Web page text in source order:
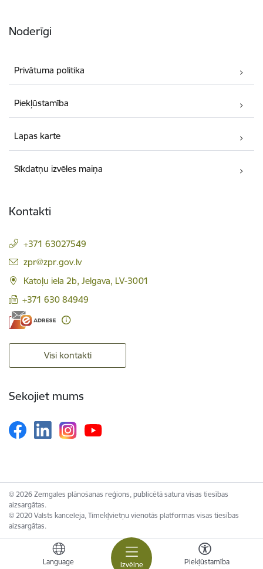
Izvēlne
Language Piekļūstamība
Noderīgi
Privātuma politika
Piekļūstamība
Lapas karte
Sīkdatņu izvēles maiņa
Kontakti
+371 63027549
E-pasts:
zpr@zpr.gov.lv
Katoļu iela 2b, Jelgava, LV-3001
+371 630 84949
Visi kontakti
Sekojiet mums
© 2026 Zemgales plānošanas reģions, publicētā satura visas tiesības
aizsargātas.
© 2020 Valsts kanceleja, Tīmekļvietņu vienotās platformas visas tiesības
aizsargātas.